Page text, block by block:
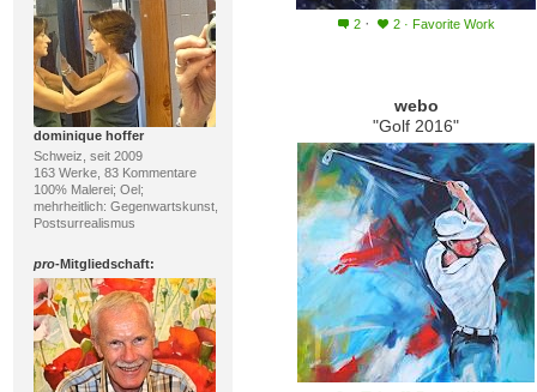
dominique hoffer
Schweiz, seit 2009
163 Werke, 83 Kommentare
100% Malerei; Oel;
mehrheitlich: Gegenwartskunst,
Postsurrealismus
pro-Mitgliedschaft:
2 · 2 · Favorite Work
webo
"Golf 2016"